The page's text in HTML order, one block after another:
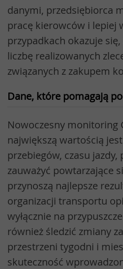
danymi, przedsiębiorca
pracę kierowców i lepiej
przypadkach okazuje
liczbę realizowanych
związanych z zakupem
Dane, które pomagają
Nowoczesny monitoring
największą wartością
przebiegów, czasu
zauważyć powtarzające
przynoszą najlepsze
organizacji transportu
wyłącznie na
również śledzić zmiany
przestrzeni tygodni i
skuteczność